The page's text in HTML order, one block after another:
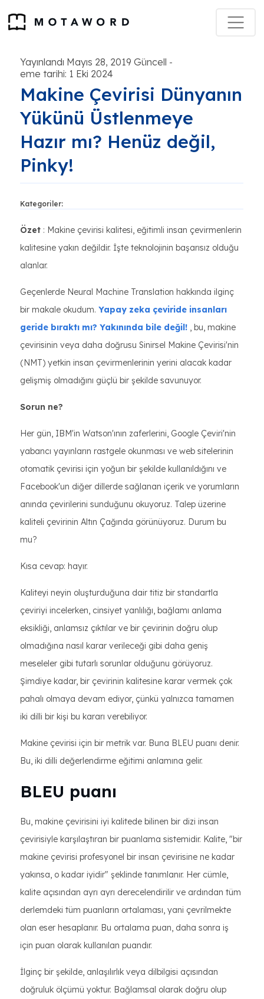
Yayınlandı Mayıs 28, 2019 Güncell -
eme tarihi: 1 Eki 2024
Makine Çevirisi Dünyanın
Yükünü Üstlenmeye
Hazır mı? Henüz değil,
Pinky!
Kategoriler:
Özet : Makine çevirisi kalitesi, eğitimli insan çevirmenlerin
kalitesine yakın değildir. İşte teknolojinin başarısız olduğu
alanlar.
Geçenlerde Neural Machine Translation hakkında ilginç
bir makale okudum. Yapay zeka çeviride insanları
geride bıraktı mı? Yakınında bile değil! , bu, makine
çevirisinin veya daha doğrusu Sinirsel Makine Çevirisi'nin
(NMT) yetkin insan çevirmenlerinin yerini alacak kadar
gelişmiş olmadığını güçlü bir şekilde savunuyor.
Sorun ne?
Her gün, IBM'in Watson'ının zaferlerini, Google Çeviri'nin
yabancı yayınların rastgele okunması ve web sitelerinin
otomatik çevirisi için yoğun bir şekilde kullanıldığını ve
Facebook'un diğer dillerde sağlanan içerik ve yorumların
anında çevirilerini sunduğunu okuyoruz. Talep üzerine
kaliteli çevirinin Altın Çağında görünüyoruz. Durum bu
mu?
Kısa cevap: hayır.
Kaliteyi neyin oluşturduğuna dair titiz bir standartla
çeviriyi incelerken, cinsiyet yanlılığı, bağlamı anlama
eksikliği, anlamsız çıktılar ve bir çevirinin doğru olup
olmadığına nasıl karar verileceği gibi daha geniş
meseleler gibi tutarlı sorunlar olduğunu görüyoruz.
Şimdiye kadar, bir çevirinin kalitesine karar vermek çok
pahalı olmaya devam ediyor, çünkü yalnızca tamamen
iki dilli bir kişi bu kararı verebiliyor.
Makine çevirisi için bir metrik var. Buna BLEU puanı denir.
Bu, iki dilli değerlendirme eğitimi anlamına gelir.
BLEU puanı
Bu, makine çevirisini iyi kalitede bilinen bir dizi insan
çevirisiyle karşılaştıran bir puanlama sistemidir. Kalite, "bir
makine çevirisi profesyonel bir insan çevirisine ne kadar
yakınsa, o kadar iyidir" şeklinde tanımlanır. Her cümle,
kalite açısından ayrı ayrı derecelendirilir ve ardından tüm
derlemdeki tüm puanların ortalaması, yani çevrilmekte
olan eser hesaplanır. Bu ortalama puan, daha sonra iş
için puan olarak kullanılan puandır.
İlginç bir şekilde, anlaşılırlık veya dilbilgisi açısından
doğruluk ölçümü yoktur. Bağlamsal olarak doğru olup